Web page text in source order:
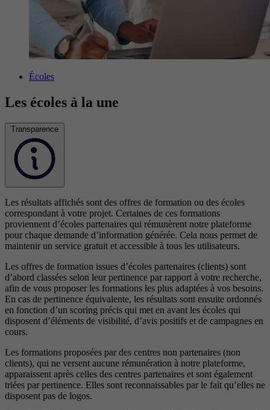
Écoles
Les écoles à la une
Transparence
Les résultats affichés sont des offres de formation ou des écoles
correspondant à votre projet. Certaines de ces formations
proviennent d’écoles partenaires qui rémunèrent notre plateforme
pour chaque demande d’information générée. Cela nous permet de
maintenir un service gratuit et accessible à tous les utilisateurs.
Les offres de formation issues d’écoles partenaires (clients) sont
d’abord classées selon leur pertinence par rapport à votre recherche,
afin de vous proposer les formations les plus adaptées à vos besoins.
En cas de pertinence équivalente, les résultats sont ensuite ordonnés
en fonction d’un scoring précis qui met en avant les écoles qui
disposent d’éléments de visibilité, d’avis positifs et de campagnes en
cours.
Les formations proposées par des centres non partenaires (non
clients), qui ne versent aucune rémunération à notre plateforme,
apparaissent après celles des centres partenaires et sont également
triées par pertinence. Elles sont reconnaissables par le fait qu’elles ne
disposent pas de logos.